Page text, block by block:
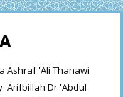
Ashraf 'Ali Thanawi
'Arifbillah Dr 'Abdul